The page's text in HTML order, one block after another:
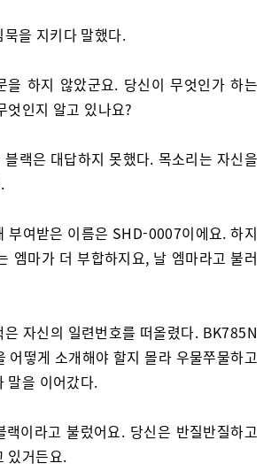
을 지키다 말했다.
을 하지 않았군요. 당신이 무엇인가 하는
엇인지 알고 있나요?
랙은 대답하지 못했다. 목소리는 자신을
부여받은 이름은 SHD-0007이에요. 하지
엠마가 더 부합하지요, 날 엠마라고 불러
은 자신의 일련번호를 떠올렸다. BK785N
어떻게 소개해야 할지 몰라 우물쭈물하고
말을 이어갔다.
랙이라고 불렀어요. 당신은 반질반질하고
있거든요.